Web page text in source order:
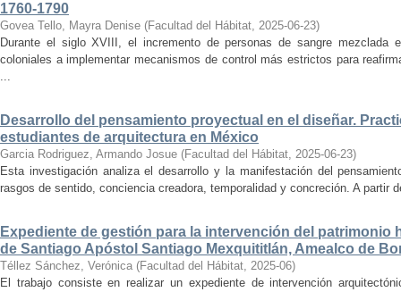
1760-1790
Govea Tello, Mayra Denise (Facultad del Hábitat, 2025-06-23)
Durante el siglo XVIII, el incremento de personas de sangre
coloniales a implementar mecanismos de control más estrictos para
...
Desarrollo del pensamiento proyectual en el diseñar.
estudiantes de arquitectura en México
Garcia Rodriguez, Armando Josue (Facultad del Hábitat, 2025-06-23)
Esta investigación analiza el desarrollo y la manifestación del
rasgos de sentido, conciencia creadora, temporalidad y concreción. A partir
Expediente de gestión para la intervención del patrimonio
de Santiago Apóstol Santiago Mexquititlán, Amealco de
Téllez Sánchez, Verónica (Facultad del Hábitat, 2025-06)
El trabajo consiste en realizar un expediente de intervención